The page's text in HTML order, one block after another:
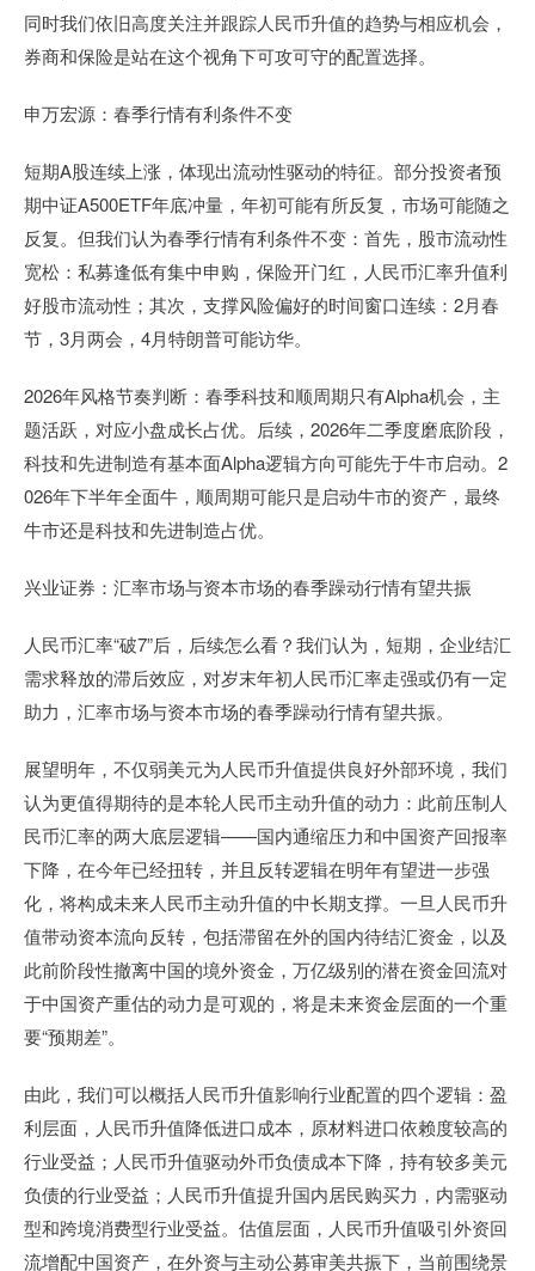
同时我们依旧高度关注并跟踪人民币升值的趋势与相应机会，
券商和保险是站在这个视角下可攻可守的配置选择。
申万宏源：春季行情有利条件不变
短期A股连续上涨，体现出流动性驱动的特征。部分投资者预
期中证A500ETF年底冲量，年初可能有所反复，市场可能随之
反复。但我们认为春季行情有利条件不变：首先，股市流动性
宽松：私募逢低有集中申购，保险开门红，人民币汇率升值利
好股市流动性；其次，支撑风险偏好的时间窗口连续：2月春
节，3月两会，4月特朗普可能访华。
2026年风格节奏判断：春季科技和顺周期只有Alpha机会，主
题活跃，对应小盘成长占优。后续，2026年二季度磨底阶段，
科技和先进制造有基本面Alpha逻辑方向可能先于牛市启动。2
026年下半年全面牛，顺周期可能只是启动牛市的资产，最终
牛市还是科技和先进制造占优。
兴业证券：汇率市场与资本市场的春季躁动行情有望共振
人民币汇率“破7”后，后续怎么看？我们认为，短期，企业结汇
需求释放的滞后效应，对岁末年初人民币汇率走强或仍有一定
助力，汇率市场与资本市场的春季躁动行情有望共振。
展望明年，不仅弱美元为人民币升值提供良好外部环境，我们
认为更值得期待的是本轮人民币主动升值的动力：此前压制人
民币汇率的两大底层逻辑——国内通缩压力和中国资产回报率
下降，在今年已经扭转，并且反转逻辑在明年有望进一步强
化，将构成未来人民币主动升值的中长期支撑。一旦人民币升
值带动资本流向反转，包括滞留在外的国内待结汇资金，以及
此前阶段性撤离中国的境外资金，万亿级别的潜在资金回流对
于中国资产重估的动力是可观的，将是未来资金层面的一个重
要“预期差”。
由此，我们可以概括人民币升值影响行业配置的四个逻辑：盈
利层面，人民币升值降低进口成本，原材料进口依赖度较高的
行业受益；人民币升值驱动外币负债成本下降，持有较多美元
负债的行业受益；人民币升值提升国内居民购买力，内需驱动
型和跨境消费型行业受益。估值层面，人民币升值吸引外资回
流增配中国资产，在外资与主动公募审美共振下，当前围绕景